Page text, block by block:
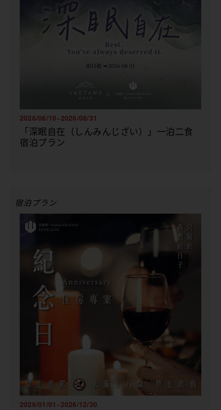
2026/06/10~2026/08/31
「深眠自在（しんみんじざい）」一泊二食
宿泊プラン
宿泊プラン
2026/01/01~2026/12/30